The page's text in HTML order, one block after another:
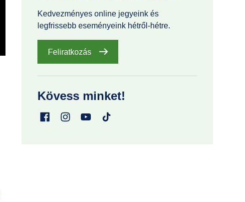
Kedvezményes online jegyeink és
legfrissebb eseményeink hétről-hétre.
Feliratkozás
Kövess minket!